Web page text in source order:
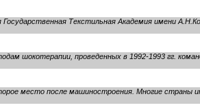
Текстильная Академия имени
шокотерапии, проведенных в 1992-1993 гг.
место после машиностроения. Многие страны